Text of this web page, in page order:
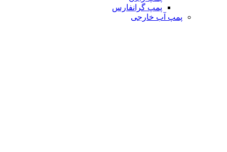
پمپ گرانفارس
پمپ آب خارجی